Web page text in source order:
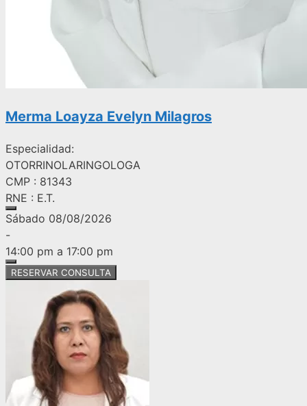
Merma Loayza Evelyn Milagros
Especialidad:
OTORRINOLARINGOLOGA
CMP : 81343
RNE : E.T.
Sábado 08/08/2026
-
14:00 pm a 17:00 pm
RESERVAR CONSULTA